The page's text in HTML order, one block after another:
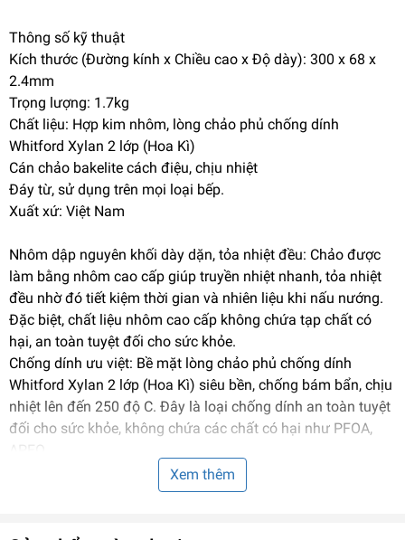
Thông số kỹ thuật
Kích thước (Đường kính x Chiều cao x Độ dày): 300 x 68 x
2.4mm
Trọng lượng: 1.7kg
Chất liệu: Hợp kim nhôm, lòng chảo phủ chống dính
Whitford Xylan 2 lớp (Hoa Kì)
Cán chảo bakelite cách điệu, chịu nhiệt
Đáy từ, sử dụng trên mọi loại bếp.
Xuất xứ: Việt Nam
Nhôm dập nguyên khối dày dặn, tỏa nhiệt đều: Chảo được
làm bằng nhôm cao cấp giúp truyền nhiệt nhanh, tỏa nhiệt
đều nhờ đó tiết kiệm thời gian và nhiên liệu khi nấu nướng.
Đặc biệt, chất liệu nhôm cao cấp không chứa tạp chất có
hại, an toàn tuyệt đối cho sức khỏe.
Chống dính ưu việt: Bề mặt lòng chảo phủ chống dính
Whitford Xylan 2 lớp (Hoa Kì) siêu bền, chống bám bẩn, chịu
nhiệt lên đến 250 độ C. Đây là loại chống dính an toàn tuyệt
đối cho sức khỏe, không chứa các chất có hại như PFOA,
Kiểu dáng hiện đại: Bề mặt bên ngoài chảo màu xanh trẻ
trung, hiện đại đồng thời dễ dàng vệ sinh, lau rửa.
Xem thêm